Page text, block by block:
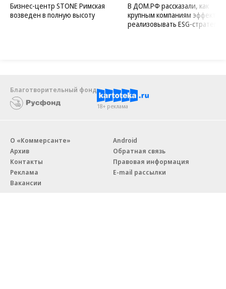
Бизнес-центр STONE Римская
возведен в полную высоту
В ДОМ.РФ рассказали, как
крупным компаниям
реализовывать ESG-стратегию
Благотворительный фонд
18+ реклама
О «Коммерсанте»
Архив
Контакты
Реклама
Вакансии
Android
Обратная связь
Правовая информация
E-mail рассылки